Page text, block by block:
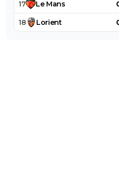
17 Le Mans
18 Lorient